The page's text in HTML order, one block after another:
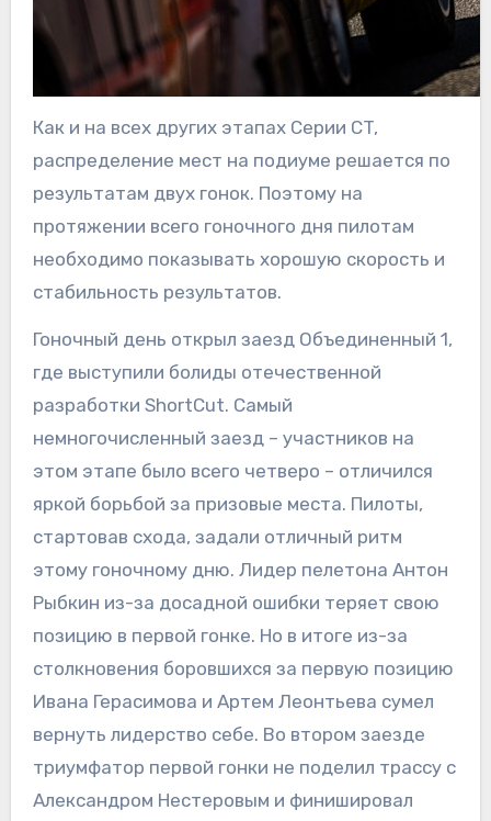
Как и на всех других этапах Серии CT,
распределение мест на подиуме решается по
результатам двух гонок. Поэтому на
протяжении всего гоночного дня пилотам
необходимо показывать хорошую скорость и
стабильность результатов.
Гоночный день открыл заезд Объединенный 1,
где выступили болиды отечественной
разработки ShortCut. Самый
немногочисленный заезд – участников на
этом этапе было всего четверо – отличился
яркой борьбой за призовые места. Пилоты,
стартовав схода, задали отличный ритм
этому гоночному дню. Лидер пелетона Антон
Рыбкин из-за досадной ошибки теряет свою
позицию в первой гонке. Но в итоге из-за
столкновения боровшихся за первую позицию
Ивана Герасимова и Артем Леонтьева сумел
вернуть лидерство себе. Во втором заезде
триумфатор первой гонки не поделил трассу с
Александром Нестеровым и финишировал